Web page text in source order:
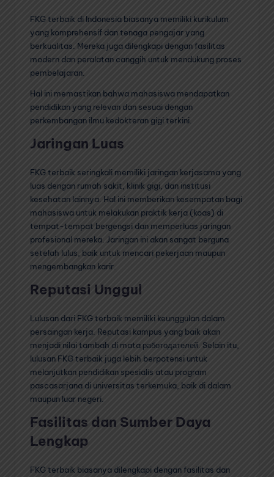
FKG terbaik di Indonesia biasanya memiliki kurikulum
yang komprehensif dan tenaga pengajar yang
berkualitas. Mereka juga dilengkapi dengan fasilitas
modern dan peralatan canggih untuk mendukung proses
pembelajaran.
Hal ini memastikan bahwa mahasiswa mendapatkan
pendidikan yang relevan dan sesuai dengan
perkembangan ilmu kedokteran gigi terkini.
Jaringan Luas
FKG terbaik seringkali memiliki jaringan kerjasama yang
luas dengan rumah sakit, klinik gigi, dan institusi
kesehatan lainnya. Hal ini memberikan kesempatan bagi
mahasiswa untuk melakukan praktik kerja (koas) di
tempat-tempat bergengsi dan memperluas jaringan
profesional mereka. Jaringan ini akan sangat berguna
setelah lulus, baik untuk mencari pekerjaan maupun
mengembangkan karir.
Reputasi Unggul
Lulusan dari FKG terbaik memiliki keunggulan dalam
persaingan kerja. Reputasi kampus yang baik akan
menjadi nilai tambah di mata работодателей. Selain itu,
lulusan FKG terbaik juga lebih berpotensi untuk
melanjutkan pendidikan spesialis atau program
pascasarjana di universitas terkemuka, baik di dalam
maupun luar negeri.
Fasilitas dan Sumber Daya
Lengkap
FKG terbaik biasanya dilengkapi dengan fasilitas dan